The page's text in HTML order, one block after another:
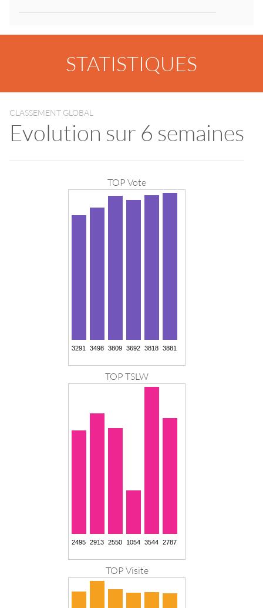
STATISTIQUES
CLASSEMENT GLOBAL
Evolution sur 6 semaines
TOP Vote
TOP TSLW
TOP Visite